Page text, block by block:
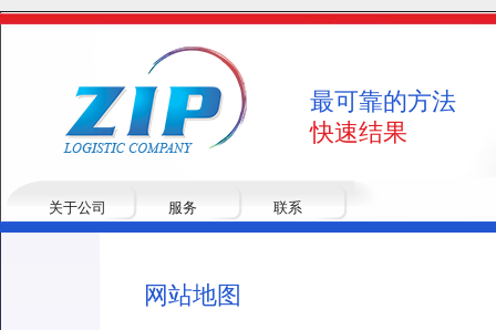
最可靠的方法
快速结果
关于公司 服务 联系
网站地图